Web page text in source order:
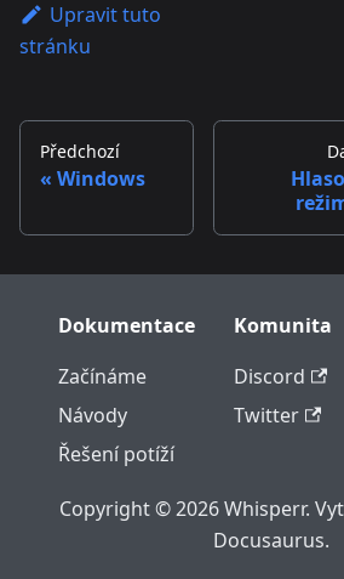
Upravit tuto
stránku
Předchozí
Windows
Dokumentace
Začínáme
Návody
Řešení potíží
Komunita
Discord
Twitter
Copyright © 2026 Whisperr.
Docusaurus.